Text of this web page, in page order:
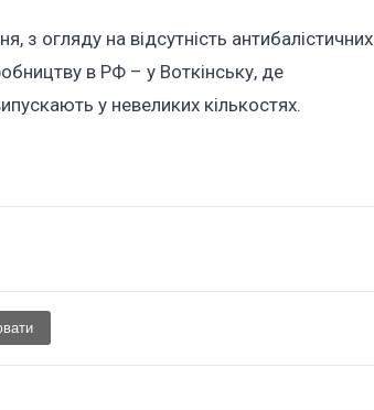
з огляду на відсутність антибалістичних
в РФ – у Воткінську, де
у невеликих кількостях.